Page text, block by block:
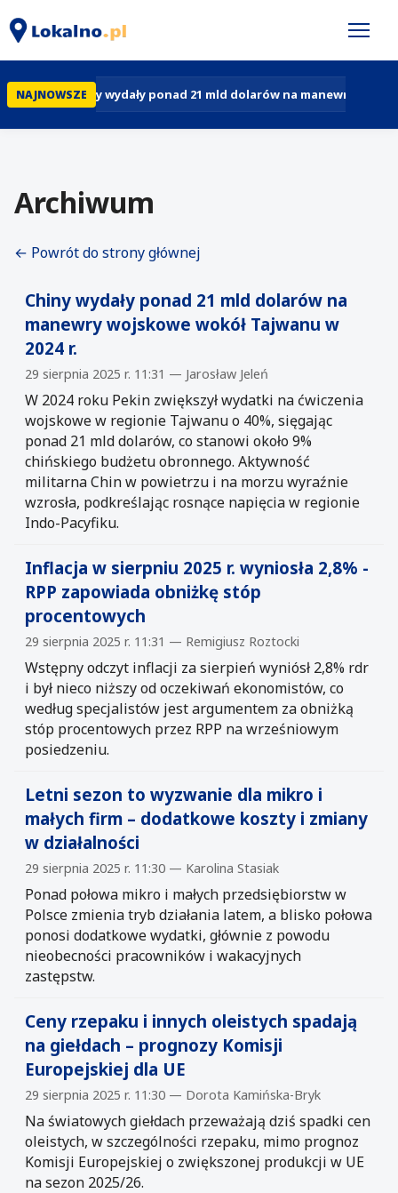
NAJNOWSZEChiny wydały ponad 21 mld dolarów na manewry
Archiwum
← Powrót do strony głównej
Chiny wydały ponad 21 mld dolarów na
manewry wojskowe wokół Tajwanu w
2024 r.
29 sierpnia 2025 r. 11:31 — Jarosław Jeleń
W 2024 roku Pekin zwiększył wydatki na ćwiczenia
wojskowe w regionie Tajwanu o 40%, sięgając
ponad 21 mld dolarów, co stanowi około 9%
chińskiego budżetu obronnego. Aktywność
militarna Chin w powietrzu i na morzu wyraźnie
wzrosła, podkreślając rosnące napięcia w regionie
Indo-Pacyfiku.
Inflacja w sierpniu 2025 r. wyniosła 2,8% -
RPP zapowiada obniżkę stóp
procentowych
29 sierpnia 2025 r. 11:31 — Remigiusz Roztocki
Wstępny odczyt inflacji za sierpień wyniósł 2,8% rdr
i był nieco niższy od oczekiwań ekonomistów, co
według specjalistów jest argumentem za obniżką
stóp procentowych przez RPP na wrześniowym
posiedzeniu.
Letni sezon to wyzwanie dla mikro i
małych firm – dodatkowe koszty i zmiany
w działalności
29 sierpnia 2025 r. 11:30 — Karolina Stasiak
Ponad połowa mikro i małych przedsiębiorstw w
Polsce zmienia tryb działania latem, a blisko połowa
ponosi dodatkowe wydatki, głównie z powodu
nieobecności pracowników i wakacyjnych
zastępstw.
Ceny rzepaku i innych oleistych spadają
na giełdach – prognozy Komisji
Europejskiej dla UE
29 sierpnia 2025 r. 11:30 — Dorota Kamińska-Bryk
Na światowych giełdach przeważają dziś spadki cen
oleistych, w szczególności rzepaku, mimo prognoz
Komisji Europejskiej o zwiększonej produkcji w UE
na sezon 2025/26.